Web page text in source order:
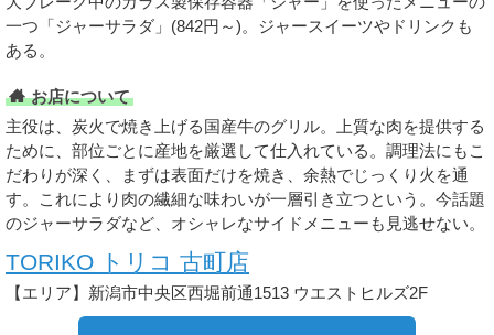
一つ「ジャーサラダ」(842円～)。ジャースイーツやドリンクも
ある。
お店について
主役は、炭火で焼き上げる国産牛のグリル。上質な肉を提供する
ために、部位ごとに産地を厳選して仕入れている。調理法にもこ
だわりが深く、まずは表面だけを焼き、余熱でじっくり火を通
す。これにより肉の繊細な味わいが一層引き立つという。今話題
のジャーサラダなど、オシャレなサイドメニューも見逃せない。
TORIKO トリコ 古町店
【エリア】新潟市中央区西堀前通1513 ウエストヒルズ2F